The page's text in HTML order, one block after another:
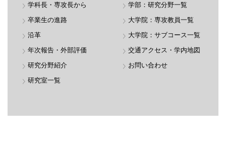
学科長・専攻長から
卒業生の進路
沿革
年次報告・外部評価
研究分野紹介
研究室一覧
学部：研究分野一覧
大学院：専攻教員一覧
大学院：サブコース一覧
交通アクセス・学内地図
お問い合わせ